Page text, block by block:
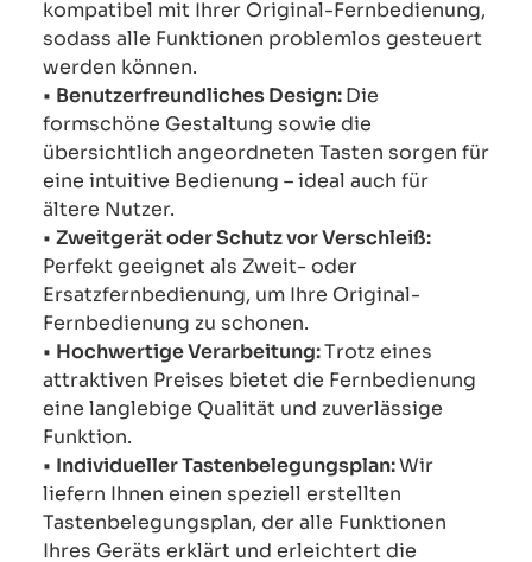
kompatibel mit Ihrer Original-Fernbedienung,
sodass alle Funktionen problemlos gesteuert
werden können.
• Benutzerfreundliches Design:Die
formschöne Gestaltung sowie die
übersichtlich angeordneten Tasten sorgen für
eine intuitive Bedienung – ideal auch für
ältere Nutzer.
• Zweitgerät oder Schutz vor Verschleiß:
Perfekt geeignet als Zweit- oder
Ersatzfernbedienung, um Ihre Original-
Fernbedienung zu schonen.
• Hochwertige Verarbeitung:Trotz eines
attraktiven Preises bietet die Fernbedienung
eine langlebige Qualität und zuverlässige
Funktion.
• Individueller Tastenbelegungsplan:Wir
liefern Ihnen einen speziell erstellten
Tastenbelegungsplan, der alle Funktionen
Ihres Geräts erklärt und erleichtert die